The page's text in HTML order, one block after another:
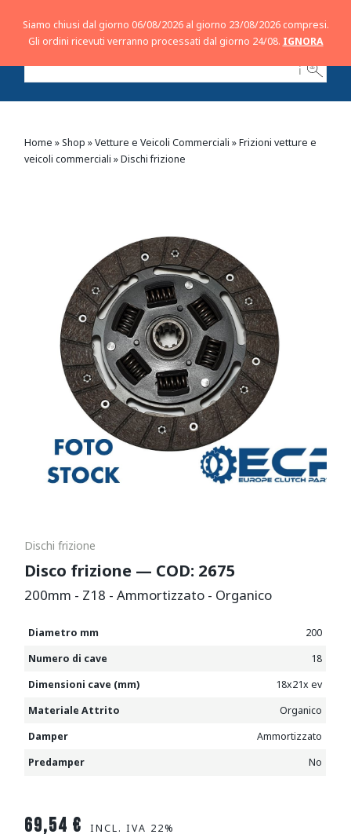
ℹ
Home »Shop »Vetture e Veicoli Commerciali »Frizioni vetture e
veicoli commerciali »Dischi frizione
Dischi frizione
Disco frizione — COD: 2675
200mm - Z18 - Ammortizzato - Organico
Diametro mm
200
Numero di cave
18
Dimensioni cave (mm)
18x21x ev
Materiale Attrito
Organico
Damper
Ammortizzato
Predamper
No
69,54 € INCL. IVA 22%
Siamo chiusi dal giorno 06/08/2026 al giorno 23/08/2026 compresi.
Gli ordini ricevuti verranno processati dal giorno 24/08. IGNORA